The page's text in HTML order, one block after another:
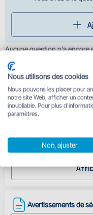
Aucune question n'a encore
Aucun avis n'a encore été
Lunettes
Certificat de garantie
Avertissements de
Nous utilisons des cookies
Nous pouvons les placer pour
notre site Web, afficher un
inoubliable. Pour plus
paramètres.
Non, ajuster